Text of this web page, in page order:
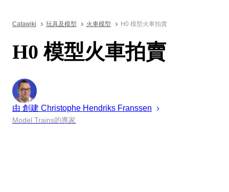
Catawiki 玩具及模型 火車模型 H0 模型火車拍賣
H0 模型火車拍賣
由 創建 Christophe Hendriks Franssen
Model Trains的專家